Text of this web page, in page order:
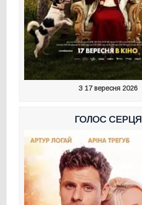
З 17 вересня 2026
ГОЛОС СЕРЦЯ